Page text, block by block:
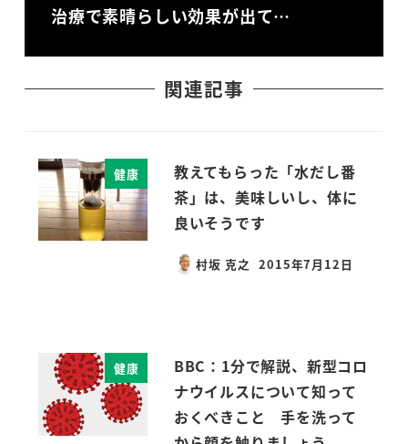
治療で素晴らしい効果が出て…
関連記事
健康
教えてもらった「水だし番
茶」は、美味しいし、体に
良いそうです
村坂 克之
投稿日
2015年7月12日
健康
BBC：1分で解説、新型コロ
ナウイルスについて知って
おくべきこと 手を洗って